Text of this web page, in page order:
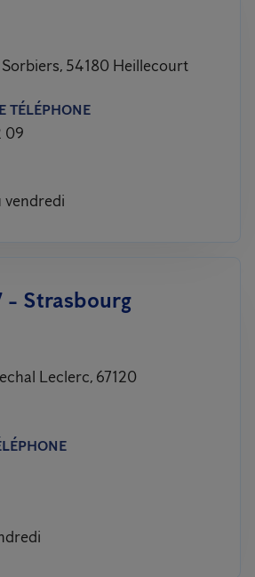
54180 Heillecourt
TÉLÉPHONE
09
vendredi
- Strasbourg
Leclerc, 67120